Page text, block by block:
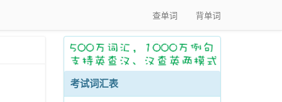
查单词 背单词
考试词汇表